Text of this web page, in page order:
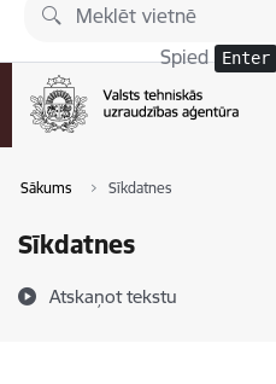
Pāriet uz lapas saturu
Spied Enter
Sākums Sīkdatnes
Sīkdatnes
Atskaņot tekstu